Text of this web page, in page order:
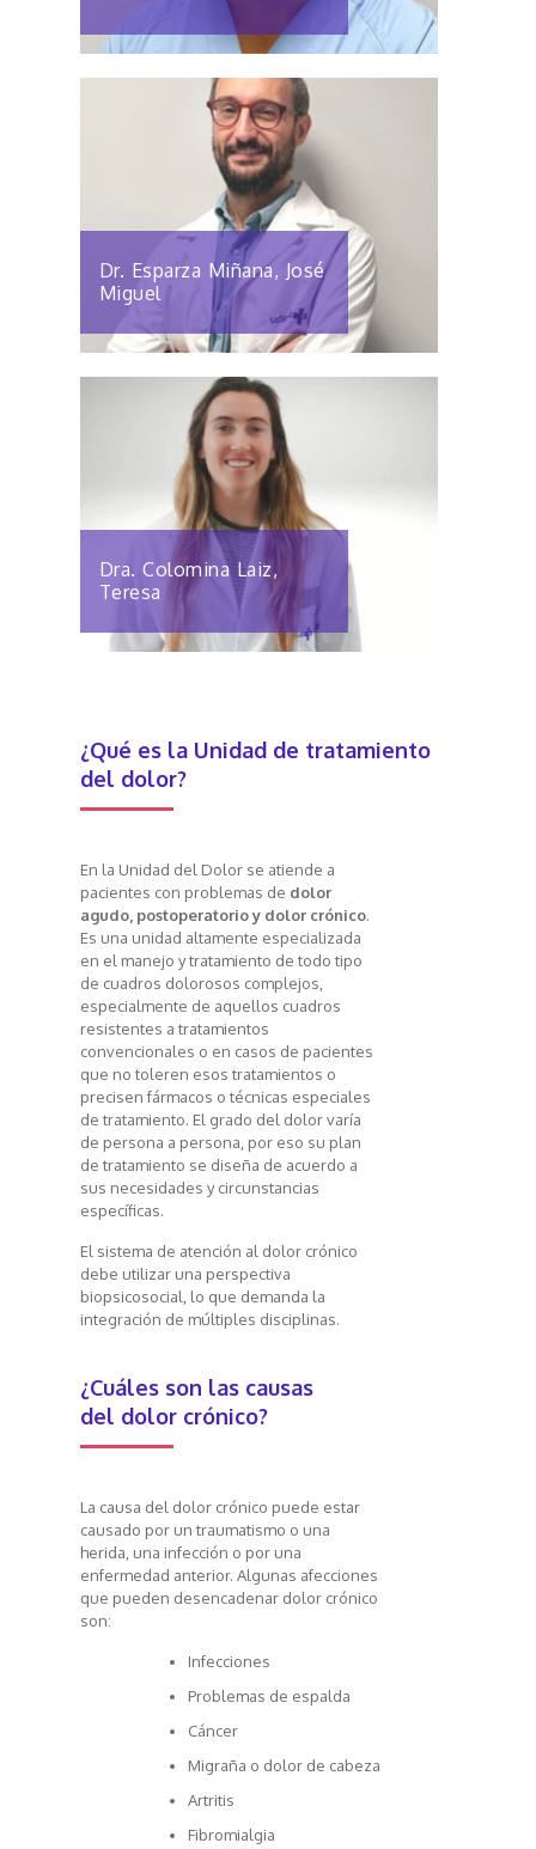
Dr. Esparza Miñana, José
Miguel
Dra. Colomina Laiz,
Teresa
¿Qué es la Unidad de tratamiento
del dolor?
En la Unidad del Dolor se atiende a
pacientes con problemas de dolor
agudo, postoperatorio y dolor crónico.
Es una unidad altamente especializada
en el manejo y tratamiento de todo tipo
de cuadros dolorosos complejos,
especialmente de aquellos cuadros
resistentes a tratamientos
convencionales o en casos de pacientes
que no toleren esos tratamientos o
precisen fármacos o técnicas especiales
de tratamiento. El grado del dolor varía
de persona a persona, por eso su plan
de tratamiento se diseña de acuerdo a
sus necesidades y circunstancias
específicas.
El sistema de atención al dolor crónico
debe utilizar una perspectiva
biopsicosocial, lo que demanda la
integración de múltiples disciplinas.
¿Cuáles son las causas
del dolor crónico?
La causa del dolor crónico puede estar
causado por un traumatismo o una
herida, una infección o por una
enfermedad anterior. Algunas afecciones
que pueden desencadenar dolor crónico
son:
Infecciones
Problemas de espalda
Cáncer
Migraña o dolor de cabeza
Artritis
Fibromialgia